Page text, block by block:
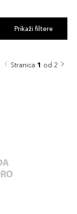
Prikaži filtere
Stranica 1 od 2